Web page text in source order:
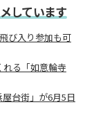
しています
び入り参加も可
る「如意輪寺
台街」が6月5日